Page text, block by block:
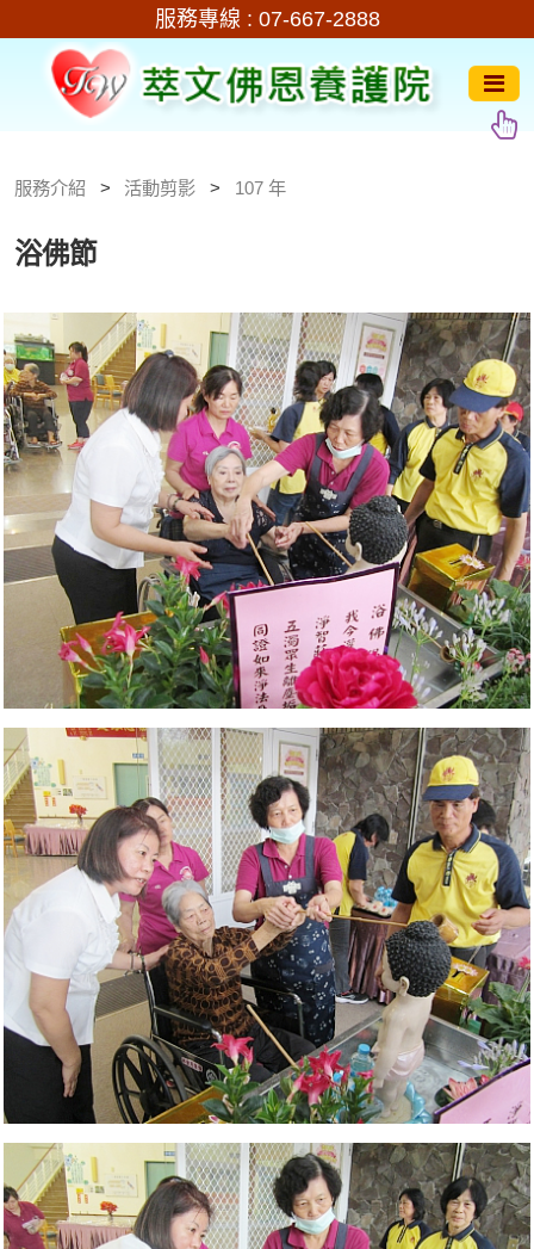
服務專線 : 07-667-2888
服務介紹 活動剪影 107 年
浴佛節